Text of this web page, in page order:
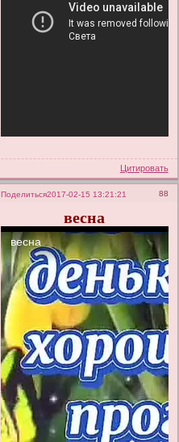
Цитировать
Поделиться 88
2017-02-15 13:21:21
весна